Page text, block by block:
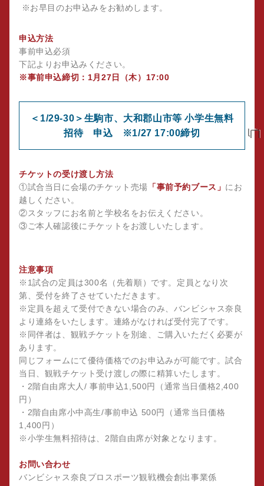
※お早目のお申込みをお勧めします。
申込方法
事前申込必須
下記よりお申込みください。
※事前申込締切：1月27日（木）17:00
＜1/29-30＞生駒市、大和郡山市等 小学生無料
招待 申込 ※1/27 17:00締切
チケットの受け渡し方法
①試合当日に会場のチケット売場 「事前予約ブース」 にお
越しください。
②スタッフにお名前と学校名をお伝えください。
③ご本人確認後にチケットをお渡しいたします。
注意事項
※1試合の定員は300名（先着順）です。定員となり次
第、受付を終了させていただきます。
※定員を超えて受付できない場合のみ、バンビシャス奈良
より連絡をいたします。連絡がなければ受付完了です。
※同伴者は、観戦チケットを別途、ご購入いただく必要が
あります。
同じフォームにて優待価格でのお申込みが可能です。試合
当日、観戦チケット受け渡しの際に精算いたします。
・2階自由席大人/ 事前申込1,500円（通常当日価格2,400
円）
・2階自由席小中高生/事前申込 500円（通常当日価格
1,400円）
※小学生無料招待は、2階自由席が対象となります。
お問い合わせ
バンビシャス奈良プロスポーツ観戦機会創出事業係